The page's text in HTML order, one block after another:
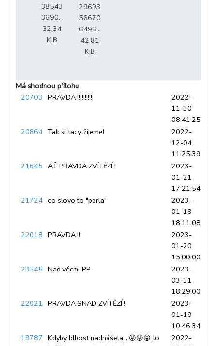
38543
3690...
32.34
KiB
29693
56670
6496...
42.81
KiB
Má shodnou přílohu
20703
PRAVDA !!!!!!!!!!!
2022-
11-30
08:41:25
20864 Tak si tady žijeme!
2022-
12-04
11:25:39
21645 AŤ PRAVDA ZVÍTĚZÍ !
2023-
01-21
17:21:54
21724 co slovo to "perla"
2023-
01-19
18:11:08
22018 PRAVDA !!
2023-
01-20
15:00:00
23545 Nad věcmi PP
2023-
03-31
18:29:00
22021 PRAVDA SNAD ZVÍTĚZÍ !
2023-
01-19
10:46:34
19787 Kdyby blbost nadnášela....😡😡😡 to
2022-